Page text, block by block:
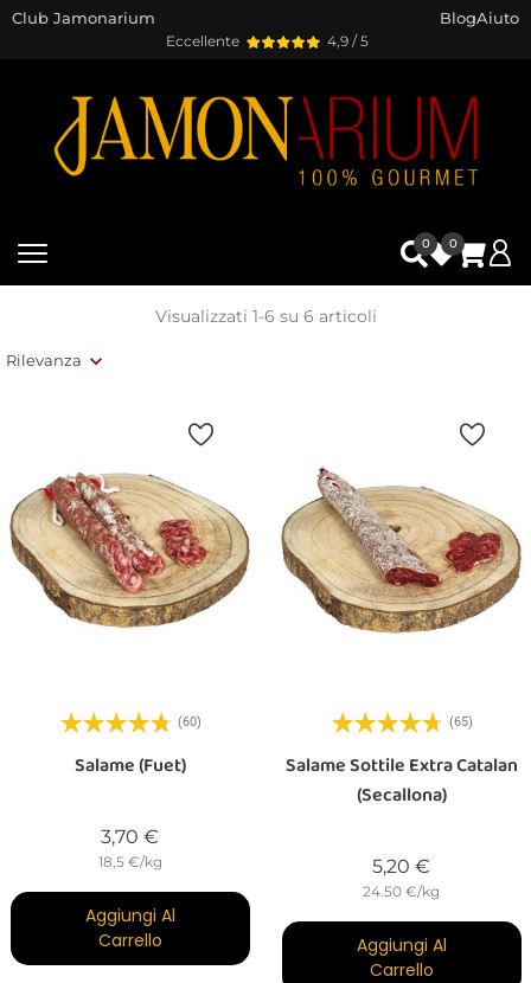
Eccellente 4,9 / 5
Club Jamonarium BlogAiuto
0 0
Rilevanza
Visualizzati 1-6 su 6 articoli
(60)
Salame (Fuet)
3,70 €
18,5 €/kg
Aggiungi Al
Carrello
(65)
Salame Sottile Extra Catalan
(Secallona)
5,20 €
24.50 €/kg
Aggiungi Al
Carrello